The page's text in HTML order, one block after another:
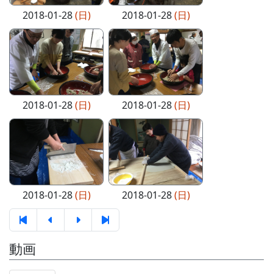
2018-01-28(日) 2018-01-28(日)
2018-01-28(日) 2018-01-28(日)
2018-01-28(日) 2018-01-28(日)
動画